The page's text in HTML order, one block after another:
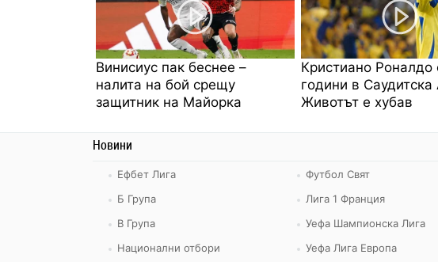
Винисиус пак беснее –
налита на бой срещу
защитник на Майорка
Кристиано Роналдо
години в Саудитска
Животът е хубав
Новини
Ефбет Лига
Б Група
В Група
Национални отбори
Футбол Свят
Лига 1 Франция
Уефа Шампионска Лига
Уефа Лига Европа